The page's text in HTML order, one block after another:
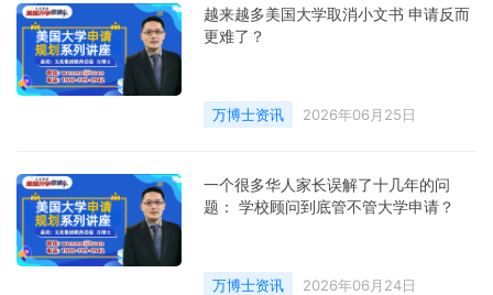
越来越多美国大学取消小文书 申请反而
更难了？
万博士资讯 2026年06月25日
一个很多华人家长误解了十几年的问
题： 学校顾问到底管不管大学申请？
万博士资讯 2026年06月24日